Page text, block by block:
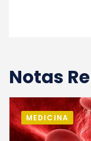
Notas
MEDICINA